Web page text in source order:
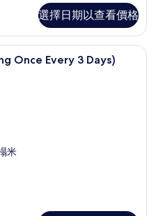
選擇日期以查看價格
家套房, 非吸煙房 (Housekeeping
Once Every 3 Days)
米